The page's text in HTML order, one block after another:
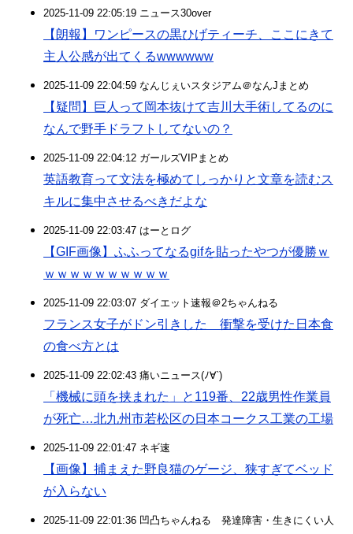
2025-11-09 22:05:19 ニュース30over
【朗報】ワンピースの黒ひげティーチ、ここにきて
主人公感が出てくるwwwwww
2025-11-09 22:04:59 なんじぇいスタジアム＠なんJまとめ
【疑問】巨人って岡本抜けて吉川大手術してるのに
なんで野手ドラフトしてないの？
2025-11-09 22:04:12 ガールズVIPまとめ
英語教育って文法を極めてしっかりと文章を読むス
キルに集中させるべきだよな
2025-11-09 22:03:47 はーとログ
【GIF画像】ふふってなるgifを貼ったやつが優勝ｗ
ｗｗｗｗｗｗｗｗｗｗ
2025-11-09 22:03:07 ダイエット速報＠2ちゃんねる
フランス女子がドン引きした 衝撃を受けた日本食
の食べ方とは
2025-11-09 22:02:43 痛いニュース(ﾉ∀`)
「機械に頭を挟まれた」と119番、22歳男性作業員
が死亡…北九州市若松区の日本コークス工業の工場
2025-11-09 22:01:47 ネギ速
【画像】捕まえた野良猫のゲージ、狭すぎてベッド
が入らない
2025-11-09 22:01:36 凹凸ちゃんねる 発達障害・生きにくい人